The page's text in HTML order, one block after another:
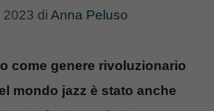
2023 di Anna Peluso
come genere rivoluzionario
mondo jazz è stato anche